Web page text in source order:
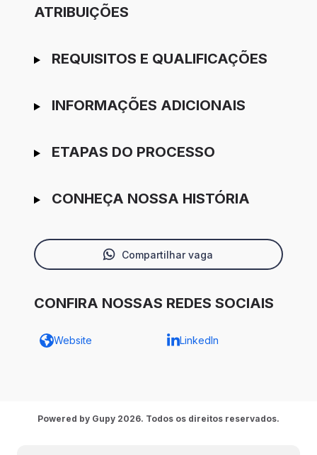
ATRIBUIÇÕES
REQUISITOS E QUALIFICAÇÕES
INFORMAÇÕES ADICIONAIS
ETAPAS DO PROCESSO
CONHEÇA NOSSA HISTÓRIA
Compartilhar vaga
CONFIRA NOSSAS REDES SOCIAIS
Website LinkedIn
Powered by Gupy 2026. Todos os direitos reservados.